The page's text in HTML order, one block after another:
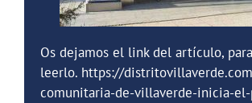
Os dejamos el link del artículo,
leerlo. https://
comunitaria-de-villaverde-inicia-